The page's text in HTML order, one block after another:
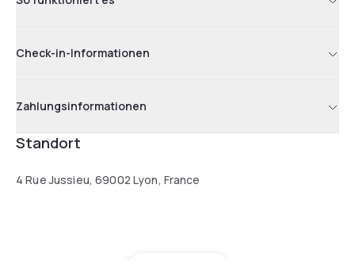
Check-in-Informationen
Zahlungsinformationen
Standort
4 Rue Jussieu, 69002 Lyon, France